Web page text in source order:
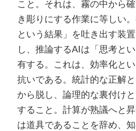
こと。それは、霧の中から
き彫りにする作業に等しい
という結果」を吐き出す装
し、推論するAIは「思考と
有する。これは、効率化と
抗いである。統計的な正解
から脱し、論理的な裏付け
すること。計算が熟議へと
は道具であることを辞め、知